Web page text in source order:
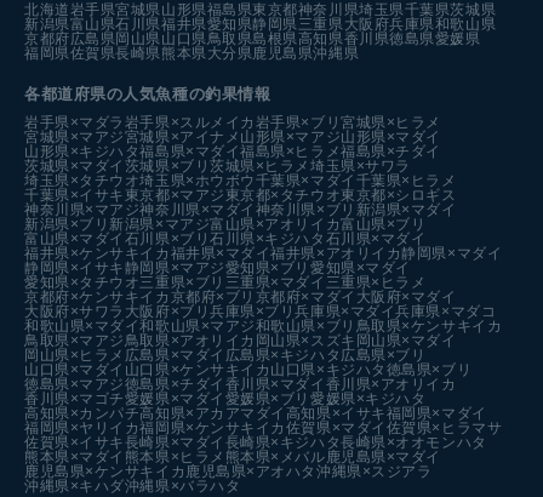
北海道岩手県宮城県山形県福島県東京都神奈川県埼玉県千葉県茨城県
新潟県富山県石川県福井県愛知県静岡県三重県大阪府兵庫県和歌山県
京都府広島県岡山県山口県鳥取県島根県高知県香川県徳島県愛媛県
福岡県佐賀県長崎県熊本県大分県鹿児島県沖縄県
各都道府県の人気魚種の釣果情報
岩手県×マダラ 岩手県×スルメイカ 岩手県×ブリ宮城県×ヒラメ
宮城県×マアジ宮城県×アイナメ 山形県×マアジ山形県×マダイ
山形県×キジハタ福島県×マダイ福島県×ヒラメ福島県×チダイ
茨城県×マダイ 茨城県×ブリ茨城県×ヒラメ埼玉県×サワラ
埼玉県×タチウオ埼玉県×ホウボウ 千葉県×マダイ 千葉県×ヒラメ
千葉県×イサキ 東京都×マアジ 東京都×タチウオ東京都×シロギス
神奈川県×マアジ神奈川県×マダイ 神奈川県×ブリ 新潟県×マダイ
新潟県×ブリ 新潟県×マアジ富山県×アオリイカ富山県×ブリ
富山県×マダイ 石川県×ブリ石川県×キジハタ 石川県×マダイ
福井県×ケンサキイカ 福井県×マダイ福井県×アオリイカ 静岡県×マダイ
静岡県×イサキ 静岡県×マアジ愛知県×ブリ愛知県×マダイ
愛知県×タチウオ三重県×ブリ 三重県×マダイ 三重県×ヒラメ
京都府×ケンサキイカ 京都府×ブリ 京都府×マダイ 大阪府×マダイ
大阪府×サワラ 大阪府×ブリ兵庫県×ブリ兵庫県×マダイ兵庫県×マダコ
和歌山県×マダイ和歌山県×マアジ和歌山県×ブリ 鳥取県×ケンサキイカ
鳥取県×マアジ鳥取県×アオリイカ 岡山県×スズキ 岡山県×マダイ
岡山県×ヒラメ 広島県×マダイ 広島県×キジハタ 広島県×ブリ
山口県×マダイ 山口県×ケンサキイカ 山口県×キジハタ 徳島県×ブリ
徳島県×マアジ徳島県×チダイ 香川県×マダイ 香川県×アオリイカ
香川県×マゴチ愛媛県×マダイ 愛媛県×ブリ愛媛県×キジハタ
高知県×カンパチ高知県×アカアマダイ 高知県×イサキ福岡県×マダイ
福岡県×ヤリイカ福岡県×ケンサキイカ 佐賀県×マダイ 佐賀県×ヒラマサ
佐賀県×イサキ長崎県×マダイ 長崎県×キジハタ長崎県×オオモンハタ
熊本県×マダイ 熊本県×ヒラメ 熊本県×メバル鹿児島県×マダイ
鹿児島県×ケンサキイカ 鹿児島県×アオハタ沖縄県×スジアラ
沖縄県×キハダ沖縄県×バラハタ